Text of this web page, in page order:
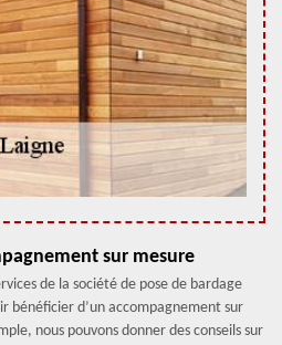
sur mesure
de la société de pose de bardage
bénéficier d’un accompagnement sur
nous pouvons donner des conseils sur